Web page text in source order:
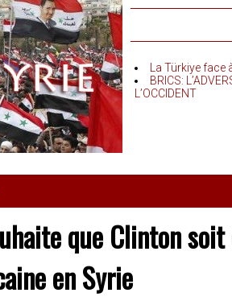
La Türkiye face
BRICS:
L’OCCIDENT
que Clinton
en Syrie